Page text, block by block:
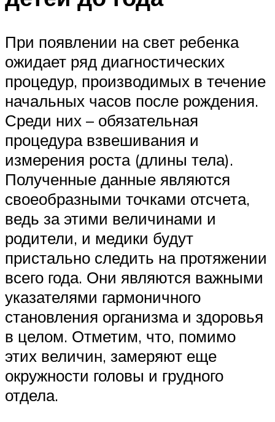
При появлении на свет ребенка
ожидает ряд диагностических
процедур, производимых в течение
начальных часов после рождения.
Среди них – обязательная
процедура взвешивания и
измерения роста (длины тела).
Полученные данные являются
своеобразными точками отсчета,
ведь за этими величинами и
родители, и медики будут
пристально следить на протяжении
всего года. Они являются важными
указателями гармоничного
становления организма и здоровья
в целом. Отметим, что, помимо
этих величин, замеряют еще
окружности головы и грудного
отдела.